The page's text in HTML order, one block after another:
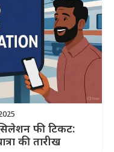
फी टिकट:
की तारीख